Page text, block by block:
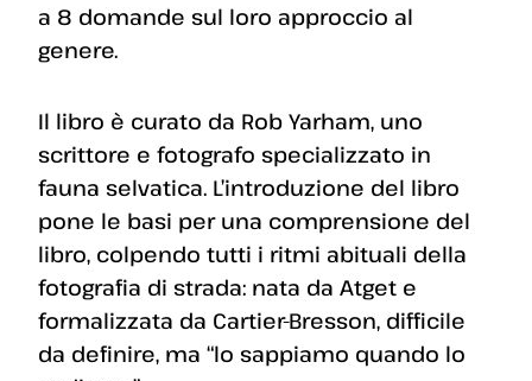
a 8 domande sul loro approccio al
genere.
Il libro è curato da Rob Yarham, uno
scrittore e fotografo specializzato in
fauna selvatica. L’introduzione del libro
pone le basi per una comprensione del
libro, colpendo tutti i ritmi abituali della
fotografia di strada: nata da Atget e
formalizzata da Cartier-Bresson, difficile
da definire, ma “lo sappiamo quando lo